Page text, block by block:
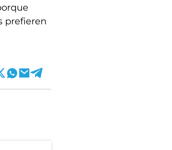
prefieren